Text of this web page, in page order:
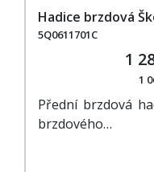
Hadice brzdová
5Q0611701C
1
1
Přední brzdová
brzdového…